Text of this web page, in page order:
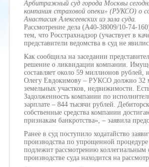
Арбитражный суд города Москвы
компания страховой опеки» (РУКСО) о
Анастасия Алексеевских из зала суда.
Рассмотрение дела (А40-38009/10-74-
тем, что Росстрахнадзор (участвует в
представители ведомства в суд не
Как сообщила на заседании
решение о ликвидации компании.
составляет около 59 миллионов
Олегу Евдокимову – РУКСО должно 32
земельных участков, недвижимости.
Задолженность компании по
зарплате – 844 тысячи рублей.
собственные средства компании
признакам банкротства», – заявила
Ранее в суд поступило ходатайство
производства по упрощенной
подлежит рассмотрению коллегиальным
производстве суда находится на